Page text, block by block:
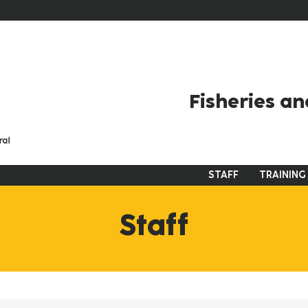
Fisheries
Navigation
STAFF TRAINING
Staff